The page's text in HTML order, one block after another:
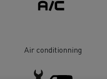
Air conditionning